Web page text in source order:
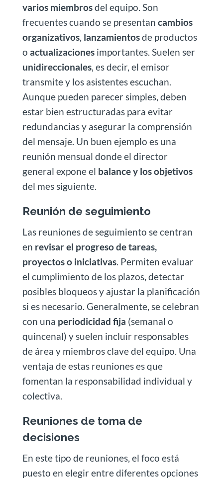
varios miembrosdel equipo. Son
frecuentes cuando se presentan cambios
organizativos, lanzamientosde productos
o actualizacionesimportantes. Suelen ser
unidireccionales, es decir, el emisor
transmite y los asistentes escuchan.
Aunque pueden parecer simples, deben
estar bien estructuradas para evitar
redundancias y asegurar la comprensión
del mensaje. Un buen ejemplo es una
reunión mensual donde el director
general expone el balance y los objetivos
del mes siguiente.
Reunión de seguimiento
Las reuniones de seguimiento se centran
en revisar el progreso de tareas,
proyectos o iniciativas. Permiten evaluar
el cumplimiento de los plazos, detectar
posibles bloqueos y ajustar la planificación
si es necesario. Generalmente, se celebran
con una periodicidad fija (semanal o
quincenal) y suelen incluir responsables
de área y miembros clave del equipo. Una
ventaja de estas reuniones es que
fomentan la responsabilidad individual y
colectiva.
Reuniones de toma de
decisiones
En este tipo de reuniones, el foco está
puesto en elegir entre diferentes opciones